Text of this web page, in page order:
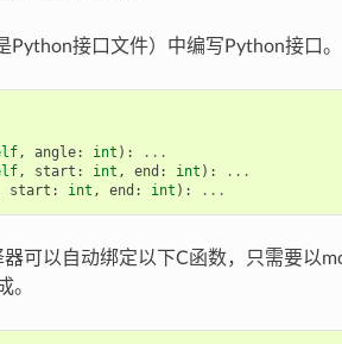
Python接口文件）中编写Python接口。
, angle: int ):
...
, start : int , end : int ):
...
start : int , end : int ): ...
可以自动绑定以下C函数，只需要以
。